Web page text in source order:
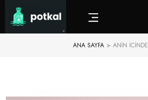
ANA SAYFA > ANIN ICINDE